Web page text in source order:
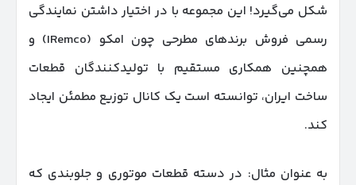
شکل می‌گیرد! این مجموعه با در اختیار داشتن نمایندگی
رسمی فروش برندهای مطرحی چون امکو (IRemco) و
همچنین همکاری مستقیم با تولیدکنندگان قطعات
ساخت ایران، توانسته است یک کانال توزیع مطمئن ایجاد
کند.
به عنوان مثال: در دسته قطعات موتوری و جلوبندی که